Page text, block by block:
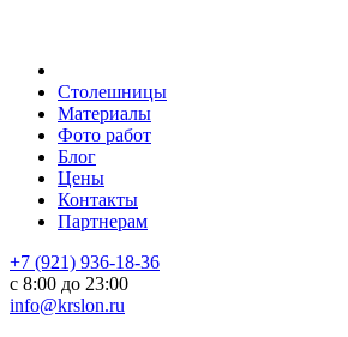
Столешницы
Материалы
Фото работ
Блог
Цены
Контакты
Партнерам
+7 (921) 936-18-36
с 8:00 до 23:00
info@krslon.ru